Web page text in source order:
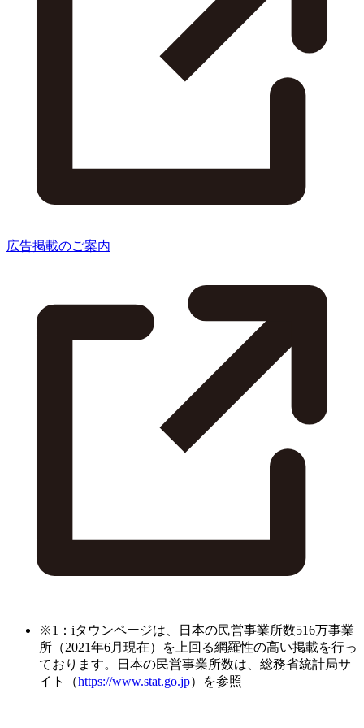
広告掲載のご案内
※1：iタウンページは、日本の民営事業所数516万事業
所（2021年6月現在）を上回る網羅性の高い掲載を行っ
ております。日本の民営事業所数は、総務省統計局サ
イト（https://www.stat.go.jp）を参照